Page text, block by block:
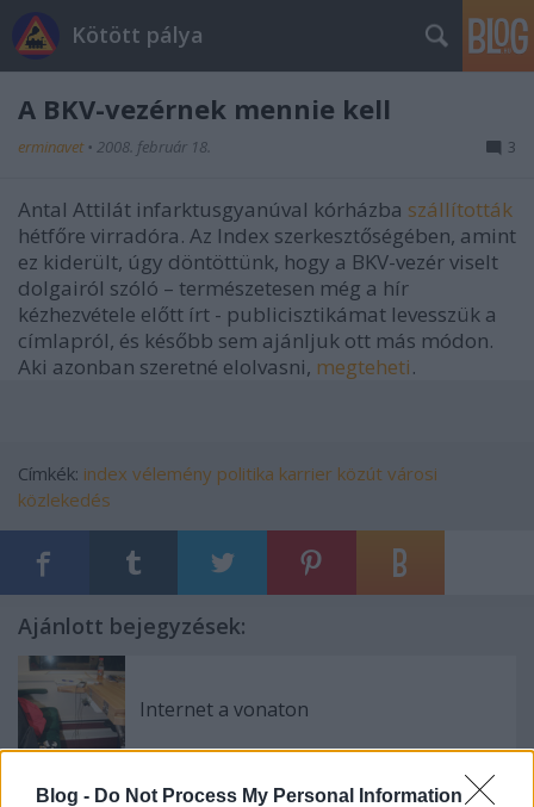
Blog - Do Not Process My Personal Information
Kötött pálya
A BKV-vezérnek mennie kell
erminavet • 2008. február 18. 3
Antal Attilát infarktusgyanúval kórházba szállították
hétfőre virradóra. Az Index szerkesztőségében, amint
ez kiderült, úgy döntöttünk, hogy a BKV-vezér viselt
dolgairól szóló – természetesen még a hír
kézhezvétele előtt írt - publicisztikámat levesszük a
címlapról, és később sem ajánljuk ott más módon.
Aki azonban szeretné elolvasni, megteheti.
Címkék: index vélemény politika karrier közút városi
közlekedés
Ajánlott bejegyzések:
Internet a vonaton